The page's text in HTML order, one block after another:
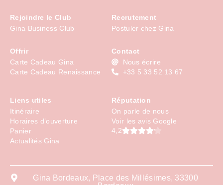
Rejoindre le Club
Gina Business Club
Offrir
Carte Cadeau Gina
Carte Cadeau Renaissance
Recrutement
Postuler chez Gina
Contact
Nous écrire
+33 5 33 52 13 67
Liens utiles
Itinéraire
Horaires d’ouverture
Panier
Actualités Gina
Réputation
On parle de nous
Voir les avis Google
4,2
Gina Bordeaux, Place des Millésimes, 33300